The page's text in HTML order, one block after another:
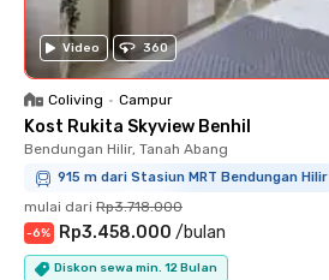
Video 360
Coliving • Campur
Kost Rukita Skyview Benhil
Bendungan Hilir, Tanah Abang
915 m dari Stasiun MRT Bendungan Hilir
mulai dari Rp3.718.000
-6% Rp3.458.000 /bulan
Diskon sewa min. 12 Bulan